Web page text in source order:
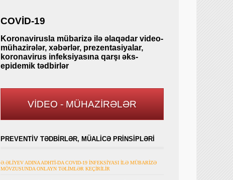
COVİD-19
Koronavirusla mübarizə ilə əlaqədar video-
mühazirələr, xəbərlər, prezentasiyalar,
koronavirus infeksiyasına qarşı əks-
epidemik tədbirlər
VİDEO - MÜHAZİRƏLƏR
PREVENTİV TƏDBİRLƏR, MÜALİCƏ PRİNSİPLƏRİ
Ə.ƏLİYEV ADINA ADHTİ-DA COVID-19 İNFEKSİYASI İLƏ MÜBARİZƏ
MÖVZUSUNDA ONLAYN TƏLİMLƏR KEÇİRİLİR